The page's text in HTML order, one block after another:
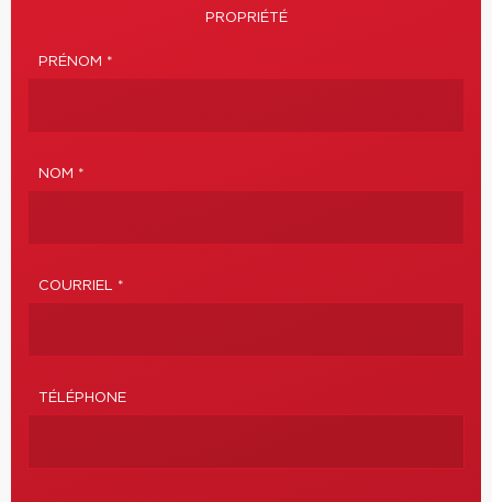
PROPRIÉTÉ
PRÉNOM *
NOM *
COURRIEL *
TÉLÉPHONE